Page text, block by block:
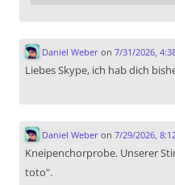
Daniel Weberon 7/31/2026,
Liebes Skype, ich hab dich
Daniel Weberon 7/29/2026,
Kneipenchorprobe. Unserer
toto".